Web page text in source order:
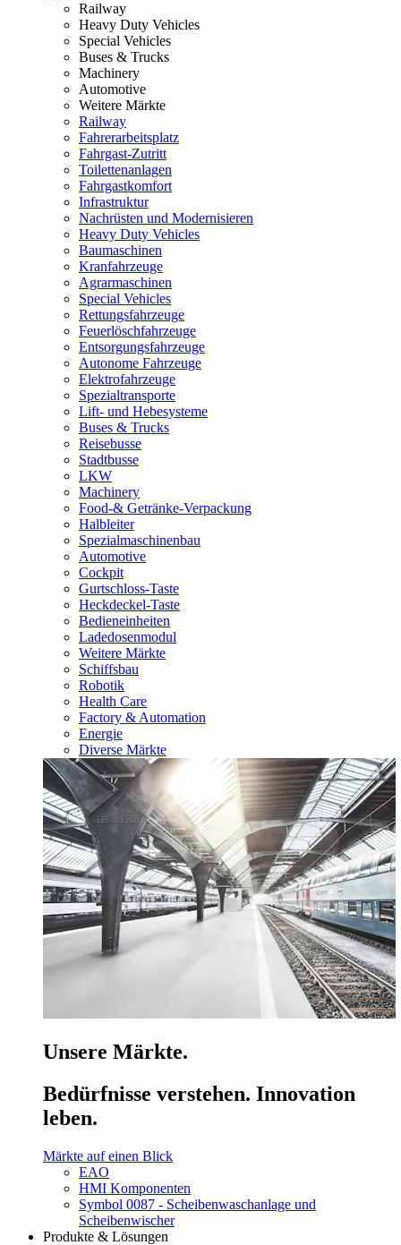
Railway
Heavy Duty Vehicles
Special Vehicles
Buses & Trucks
Machinery
Automotive
Weitere Märkte
Railway
Fahrerarbeitsplatz
Fahrgast-Zutritt
Toilettenanlagen
Fahrgastkomfort
Infrastruktur
Nachrüsten und Modernisieren
Heavy Duty Vehicles
Baumaschinen
Kranfahrzeuge
Agrarmaschinen
Special Vehicles
Rettungsfahrzeuge
Feuerlöschfahrzeuge
Entsorgungsfahrzeuge
Autonome Fahrzeuge
Elektrofahrzeuge
Spezialtransporte
Lift- und Hebesysteme
Buses & Trucks
Reisebusse
Stadtbusse
LKW
Machinery
Food-& Getränke-Verpackung
Halbleiter
Spezialmaschinenbau
Automotive
Cockpit
Gurtschloss-Taste
Heckdeckel-Taste
Bedieneinheiten
Ladedosenmodul
Weitere Märkte
Schiffsbau
Robotik
Health Care
Factory & Automation
Energie
Diverse Märkte
Unsere Märkte.
Bedürfnisse verstehen. Innovation
leben.
Märkte auf einen Blick
EAO
HMI Komponenten
Symbol 0087 - Scheibenwaschanlage und
Scheibenwischer
Produkte & Lösungen